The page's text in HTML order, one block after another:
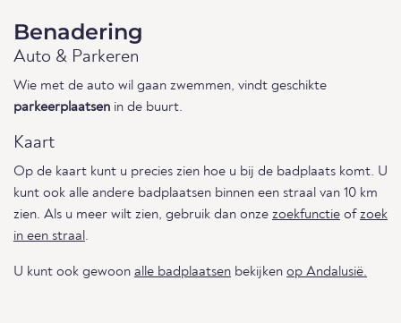
Benadering
Auto & Parkeren
Wie met de auto wil gaan zwemmen, vindt geschikte
parkeerplaatsen in de buurt.
Kaart
Op de kaart kunt u precies zien hoe u bij de badplaats komt. U
kunt ook alle andere badplaatsen binnen een straal van 10 km
zien. Als u meer wilt zien, gebruik dan onze zoekfunctie ofzoek
in een straal.
U kunt ook gewoon alle badplaatsen bekijken op Andalusië.